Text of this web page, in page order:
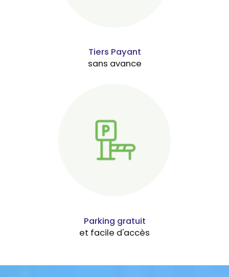
Tiers Payant
sans avance
Parking gratuit
et facile d'accès